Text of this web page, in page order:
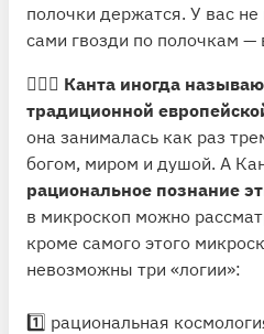
полочки держатся. У вас
сами гвозди по полочкам —
🙅🏻‍♂️ Канта иногда
традиционной
она занималась как раз
богом, миром и душой. А
рациональное познание
в микроскоп можно
кроме самого этого
невозможны три «логии»:
1️⃣ рациональная